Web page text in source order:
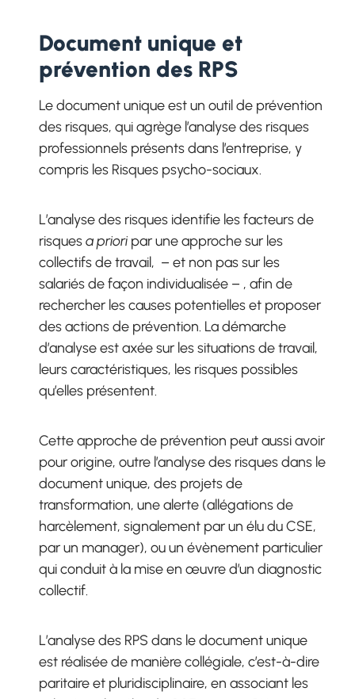
Document unique et
prévention des RPS
Le document unique est un outil de prévention
des risques, qui agrège l’analyse des risques
professionnels présents dans l’entreprise, y
compris les Risques psycho-sociaux.
L’analyse des risques identifie les facteurs de
risquesa prioripar une approche sur les
collectifs de travail, – et non pas sur les
salariés de façon individualisée – , afin de
rechercher les causes potentielles et proposer
des actions de prévention. La démarche
d’analyse est axée sur les situations de travail,
leurs caractéristiques, les risques possibles
qu’elles présentent.
Cette approche de prévention peut aussi avoir
pour origine, outre l’analyse des risques dans le
document unique, des projets de
transformation, une alerte (allégations de
harcèlement, signalement par un élu du CSE,
par un manager), ou un évènement particulier
qui conduit à la mise en œuvre d’un diagnostic
collectif.
L’analyse des RPS dans le document unique
est réalisée de manière collégiale, c’est-à-dire
paritaire et pluridisciplinaire, en associant les